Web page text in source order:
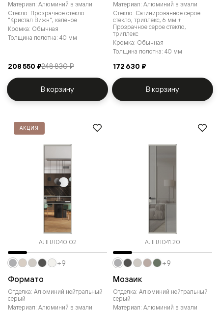
Материал: Алюминий в эмали
Стекло: Прозрачное стекло
"Кристал Вижн", калёное
Кромка: Обычная
Толщина полотна: 40 мм
208 550 ₽248 830 ₽
В корзину
Материал: Алюминий в эмали
Стекло: Сатинированное серое
стекло, триплекс, 6 мм +
Прозрачное серое стекло,
триплекс
Кромка: Обычная
Толщина полотна: 40 мм
172 630 ₽
В корзину
АКЦИЯ
АЛПЛ040.02
Формато
Отделка: Алюминий нейтральный
серый
Материал: Алюминий в эмали
+9
АЛПЛ041.20
Мозаик
Отделка: Алюминий нейтральный
серый
Материал: Алюминий в эмали
+9